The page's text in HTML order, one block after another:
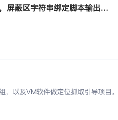
VisionMaster中高精度匹配模块中，屏蔽区选择继承，屏蔽区字符串绑定脚本输出的字符串格式
以及VM软件做定位抓取引导项目